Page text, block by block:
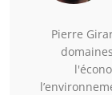
Pierre